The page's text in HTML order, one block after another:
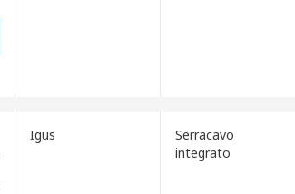
Igus
Serracavo
integrato